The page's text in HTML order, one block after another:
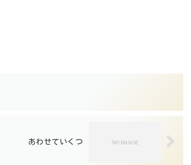
あわせていくつ